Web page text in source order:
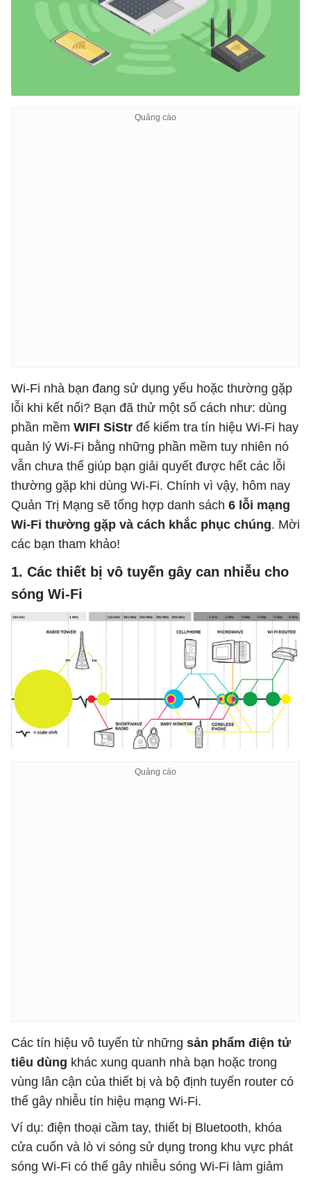
Wi-Fi nhà bạn đang sử dụng yếu hoặc thường gặp
lỗi khi kết nối? Bạn đã thử một số cách như: dùng
phần mềm WIFI SiStr để kiểm tra tín hiệu Wi-Fi hay
quản lý Wi-Fi bằng những phần mềm tuy nhiên nó
vẫn chưa thể giúp bạn giải quyết được hết các lỗi
thường gặp khi dùng Wi-Fi. Chính vì vậy, hôm nay
Quản Trị Mạng sẽ tổng hợp danh sách 6 lỗi mạng
Wi-Fi thường gặp và cách khắc phục chúng. Mời
các bạn tham khảo!
1. Các thiết bị vô tuyến gây can nhiễu cho
sóng Wi-Fi
Các tín hiệu vô tuyến từ những sản phẩm điện tử
tiêu dùng khác xung quanh nhà bạn hoặc trong
vùng lân cận của thiết bị và bộ định tuyến router có
thể gây nhiễu tín hiệu mạng Wi-Fi.
Ví dụ: điện thoại cầm tay, thiết bị Bluetooth, khóa
cửa cuốn và lò vi sóng sử dụng trong khu vực phát
sóng Wi-Fi có thể gây nhiễu sóng Wi-Fi làm giảm